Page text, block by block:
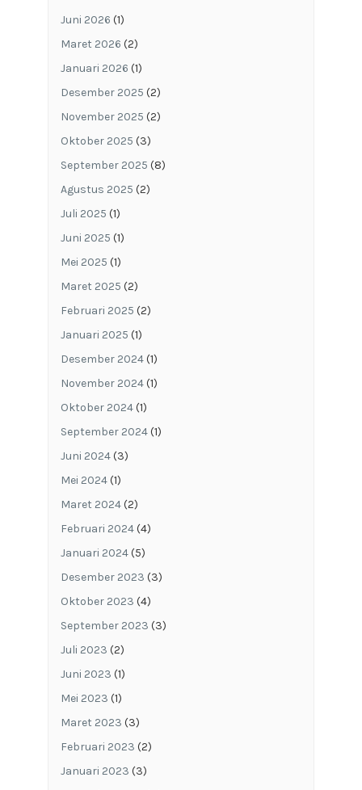
Juni 2026 (1)
Maret 2026 (2)
Januari 2026 (1)
Desember 2025 (2)
November 2025 (2)
Oktober 2025 (3)
September 2025 (8)
Agustus 2025 (2)
Juli 2025 (1)
Juni 2025 (1)
Mei 2025 (1)
Maret 2025 (2)
Februari 2025 (2)
Januari 2025 (1)
Desember 2024(1)
November 2024(1)
Oktober 2024(1)
September 2024(1)
Juni 2024(3)
Mei 2024(1)
Maret 2024(2)
Februari 2024(4)
Januari 2024(5)
Desember 2023 (3)
Oktober 2023 (4)
September 2023 (3)
Juli 2023 (2)
Juni 2023 (1)
Mei 2023 (1)
Maret 2023 (3)
Februari 2023 (2)
Januari 2023 (3)